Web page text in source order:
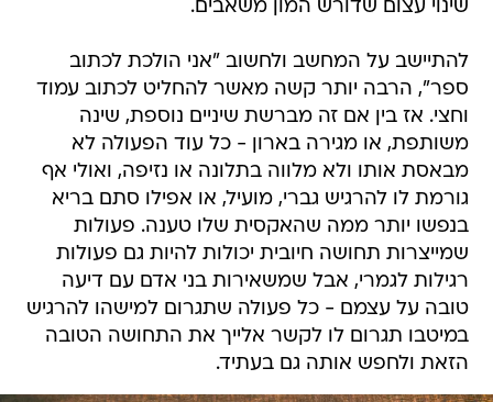
שינוי עצום שדורש המון משאבים.
להתיישב על המחשב ולחשוב "אני הולכת לכתוב
ספר", הרבה יותר קשה מאשר להחליט לכתוב עמוד
וחצי. אז בין אם זה מברשת שיניים נוספת, שינה
משותפת, או מגירה בארון - כל עוד הפעולה לא
מבאסת אותו ולא מלווה בתלונה או נזיפה, ואולי אף
גורמת לו להרגיש גברי, מועיל, או אפילו סתם בריא
בנפשו יותר ממה שהאקסית שלו טענה. פעולות
שמייצרות תחושה חיובית יכולות להיות גם פעולות
רגילות לגמרי, אבל שמשאירות בני אדם עם דיעה
טובה על עצמם - כל פעולה שתגרום למישהו להרגיש
במיטבו תגרום לו לקשר אלייך את התחושה הטובה
הזאת ולחפש אותה גם בעתיד.